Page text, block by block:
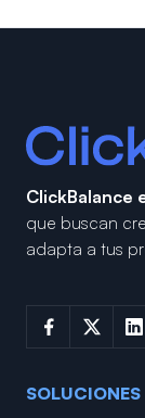
ClickBalance
que buscan
adapta a tus
SOLUCIONES